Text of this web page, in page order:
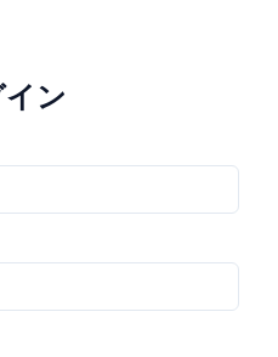
イン